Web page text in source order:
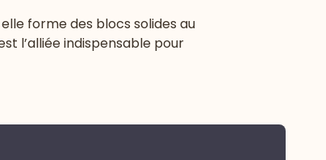
forme des blocs solides au
l’alliée indispensable pour